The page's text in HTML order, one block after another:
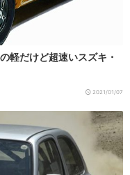
軽だけど超速いスズキ・
2021/01/07